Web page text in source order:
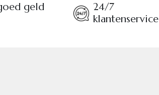
geld
24/7
klantenservice